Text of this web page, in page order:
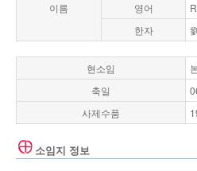
이름
영어
한자
현소임
축일
사제수품
소임지 정보